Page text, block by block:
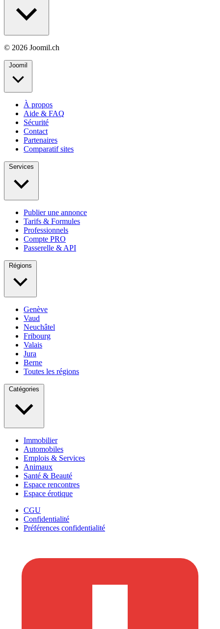
© 2026 Joomil.ch
Joomil
À propos
Aide & FAQ
Sécurité
Contact
Partenaires
Comparatif sites
Services
Publier une annonce
Tarifs & Formules
Professionnels
Compte PRO
Passerelle & API
Régions
Genève
Vaud
Neuchâtel
Fribourg
Valais
Jura
Berne
Toutes les régions
Catégories
Immobilier
Automobiles
Emplois & Services
Animaux
Santé & Beauté
Espace rencontres
Espace érotique
CGU
Confidentialité
Préférences confidentialité